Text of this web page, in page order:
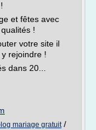
et fêtes avec
!
votre site il
rejoindre !
dans 20...
mariage gratuit/